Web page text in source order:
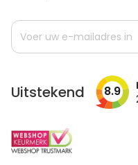
Abonneer
op
Uitstekend 8.9